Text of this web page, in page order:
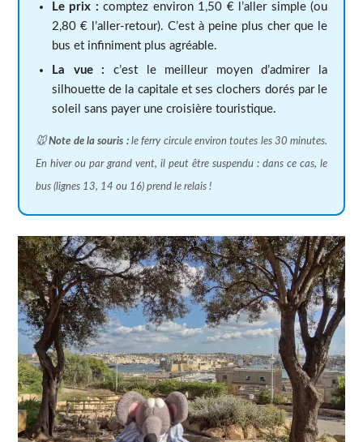
Le prix : comptez environ 1,50 € l’aller simple (ou
2,80 € l’aller-retour). C’est à peine plus cher que le
bus et infiniment plus agréable.
La vue : c’est le meilleur moyen d’admirer la
silhouette de la capitale et ses clochers dorés par le
soleil sans payer une croisière touristique.
🐭Note de la souris :le ferry circule environ toutes les 30 minutes.
En hiver ou par grand vent, il peut être suspendu : dans ce cas, le
bus (lignes 13, 14 ou 16) prend le relais !